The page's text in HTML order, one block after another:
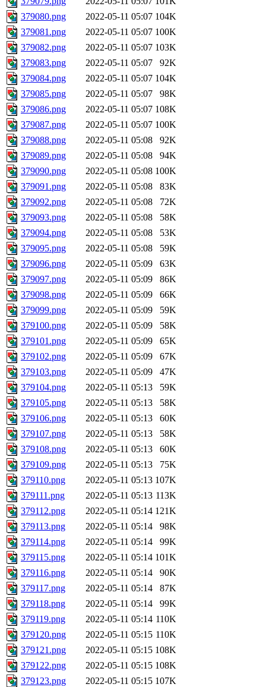
379080.png
2022-05-11 05:07 104K
379081.png
2022-05-11 05:07 100K
379082.png
2022-05-11 05:07 103K
379083.png
2022-05-11 05:07
92K
379084.png
2022-05-11 05:07 104K
379085.png
2022-05-11 05:07
98K
379086.png
2022-05-11 05:07 108K
379087.png
2022-05-11 05:07 100K
379088.png
2022-05-11 05:08
92K
379089.png
2022-05-11 05:08
94K
379090.png
2022-05-11 05:08 100K
379091.png
2022-05-11 05:08
83K
379092.png
2022-05-11 05:08
72K
379093.png
2022-05-11 05:08
58K
379094.png
2022-05-11 05:08
53K
379095.png
2022-05-11 05:08
59K
379096.png
2022-05-11 05:09
63K
379097.png
2022-05-11 05:09
86K
379098.png
2022-05-11 05:09
66K
379099.png
2022-05-11 05:09
59K
379100.png
2022-05-11 05:09
58K
379101.png
2022-05-11 05:09
65K
379102.png
2022-05-11 05:09
67K
379103.png
2022-05-11 05:09
47K
379104.png
2022-05-11 05:13
59K
379105.png
2022-05-11 05:13
58K
379106.png
2022-05-11 05:13
60K
379107.png
2022-05-11 05:13
58K
379108.png
2022-05-11 05:13
60K
379109.png
2022-05-11 05:13
75K
379110.png
2022-05-11 05:13 107K
379111.png
2022-05-11 05:13 113K
379112.png
2022-05-11 05:14 121K
379113.png
2022-05-11 05:14
98K
379114.png
2022-05-11 05:14
99K
379115.png
2022-05-11 05:14 101K
379116.png
2022-05-11 05:14
90K
379117.png
2022-05-11 05:14
87K
379118.png
2022-05-11 05:14
99K
379119.png
2022-05-11 05:14 110K
379120.png
2022-05-11 05:15 110K
379121.png
2022-05-11 05:15 108K
379122.png
2022-05-11 05:15 108K
379123.png
2022-05-11 05:15 107K